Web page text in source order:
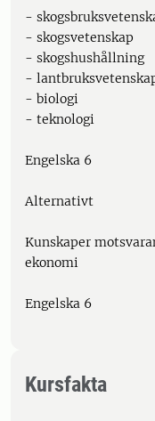
-
- skogsvetenskap
- skogshushållning
-
- biologi
- teknologi
Engelska 6
Alternativt
Kunskaper
ekonomi
Engelska 6
Kursfakta